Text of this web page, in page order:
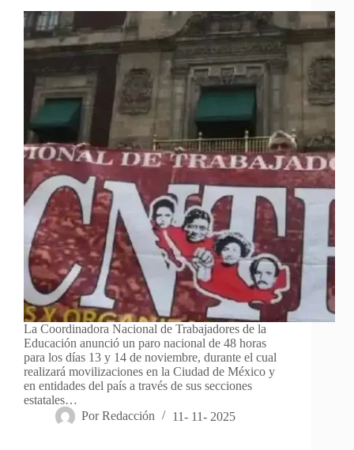
La Coordinadora Nacional de Trabajadores de la
Educación anunció un paro nacional de 48 horas
para los días 13 y 14 de noviembre, durante el cual
realizará movilizaciones en la Ciudad de México y
en entidades del país a través de sus secciones
estatales…
Por Redacción 11- 11- 2025